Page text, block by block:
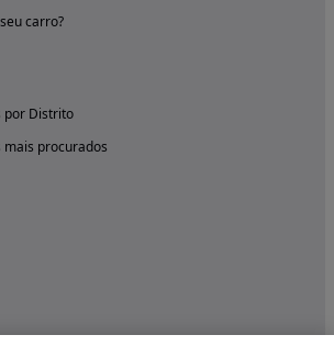
carro?
por Distrito
mais procurados